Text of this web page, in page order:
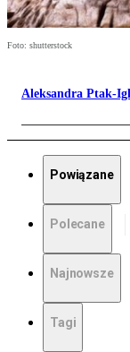
Foto: shutterstock
Aleksandra Ptak-
Powiązane
Polecane
Najnowsze
Tagi